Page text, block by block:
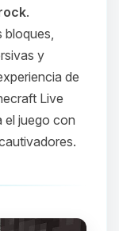
.
bloques,
y
de
Live
el juego con